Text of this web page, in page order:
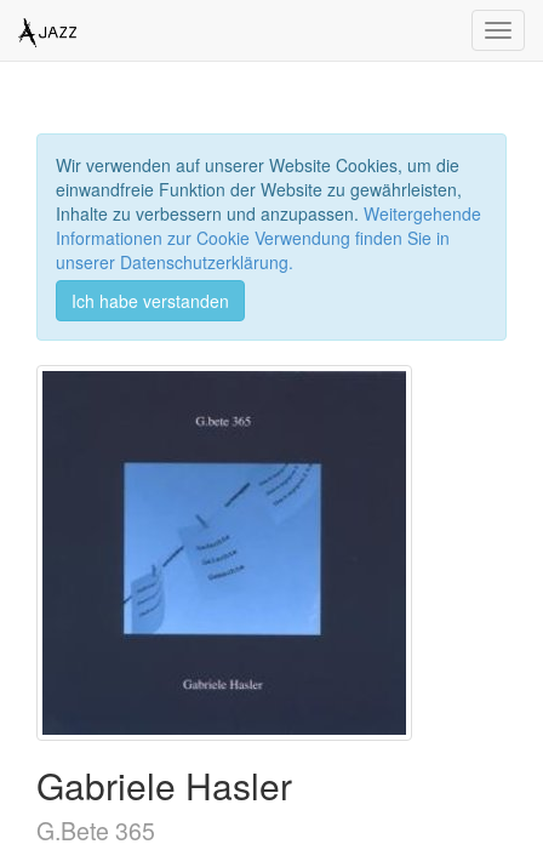
Wir verwenden auf unserer Website Cookies, um die
einwandfreie Funktion der Website zu gewährleisten,
Inhalte zu verbessern und anzupassen. Weitergehende
Informationen zur Cookie Verwendung finden Sie in
unserer Datenschutzerklärung.
Ich habe verstanden
Gabriele Hasler
G.Bete 365